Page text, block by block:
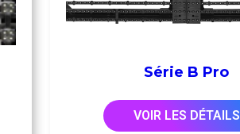
Série B Pro
VOIR LES DÉTAILS